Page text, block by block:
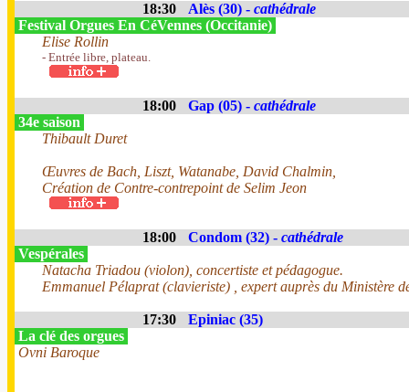
18:30 Alès (30) - cathédrale
Festival Orgues En CéVennes (Occitanie)
Elise Rollin
- Entrée libre, plateau.
18:00 Gap (05) - cathédrale
34e saison
Thibault Duret
Œuvres de Bach, Liszt, Watanabe, David Chalmin,
Création de Contre-contrepoint de Selim Jeon
18:00 Condom (32) - cathédrale
Vespérales
Natacha Triadou (violon), concertiste et pédagogue.
Emmanuel Pélaprat (clavieriste) , expert auprès du Ministère
17:30
Epiniac (35)
La clé des orgues
Ovni Baroque